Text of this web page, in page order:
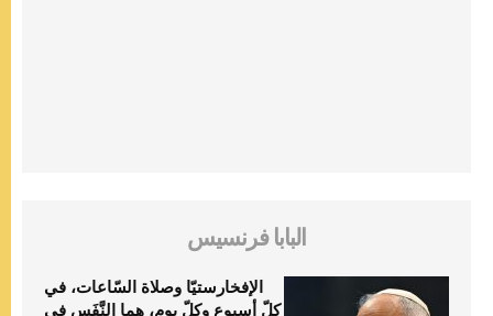
البابا فرنسيس
الإفخارستيّا وصلاة السّاعات، في
كلّ أسبوع وكلّ يوم، هما النَّفَس في